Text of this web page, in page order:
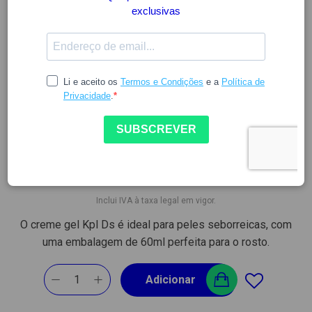
KPL
KPL DS GEL CREME 60ML
12.71
Inclui IVA à taxa legal em vigor.
O creme gel Kpl Ds é ideal para peles seborreicas, com
uma embalagem de 60ml perfeita para o rosto.
1 Adicionar